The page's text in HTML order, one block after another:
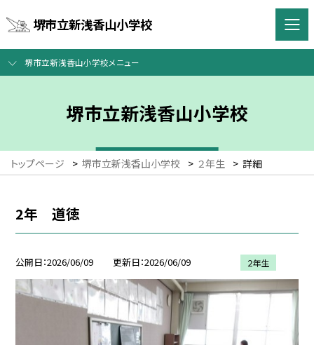
堺市立新浅香山小学校
堺市立新浅香山小学校メニュー
堺市立新浅香山小学校
トップページ > 堺市立新浅香山小学校 > ２年生 > 詳細
2年 道徳
公開日 2026/06/09 更新日 2026/06/09 ２年生